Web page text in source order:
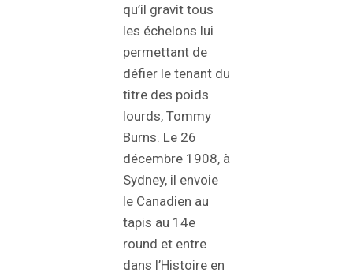
qu’il gravit tous
les échelons lui
permettant de
défier le tenant du
titre des poids
lourds, Tommy
Burns. Le 26
décembre 1908, à
Sydney, il envoie
le Canadien au
tapis au 14e
round et entre
dans l’Histoire en